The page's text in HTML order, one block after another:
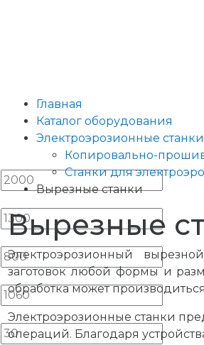
Главная
Каталог оборудования
Электроэрозионные станки
Копировально-
Станки для
Вырезные станки
Вырезные
Электроэрозионный
заготовок любой формы и
обработка может
Электроэрозионные станки
операций. Благодаря